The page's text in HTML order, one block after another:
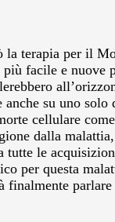
terapia per il
più facile e nuove
anche su uno solo
cellulare
dalla
tutte le
per questa
finalmente